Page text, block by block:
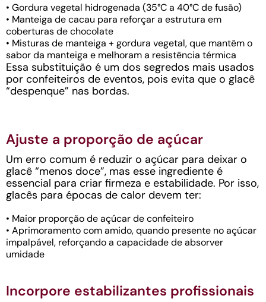
• Gordura vegetal hidrogenada (35°C a 40°C de fusão)
• Manteiga de cacau para reforçar a estrutura em
coberturas de chocolate
• Misturas de manteiga + gordura vegetal, que mantêm o
sabor da manteiga e melhoram a resistência térmica
Essa substituição é um dos segredos mais usados
por confeiteiros de eventos, pois evita que o glacê
“despenque” nas bordas.
Ajuste a proporção de açúcar
Um erro comum é reduzir o açúcar para deixar o
glacê “menos doce”, mas esse ingrediente é
essencial para criar firmeza e estabilidade. Por isso,
glacês para épocas de calor devem ter:
• Maior proporção de açúcar de confeiteiro
• Aprimoramento com amido, quando presente no açúcar
impalpável, reforçando a capacidade de absorver
umidade
Incorpore estabilizantes profissionais